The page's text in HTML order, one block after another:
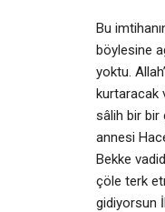
Bu
böylesine
yoktu.
kurtaracak
sâlih bir bir
annesi
Bekke
çöle terk
gidiyorsun